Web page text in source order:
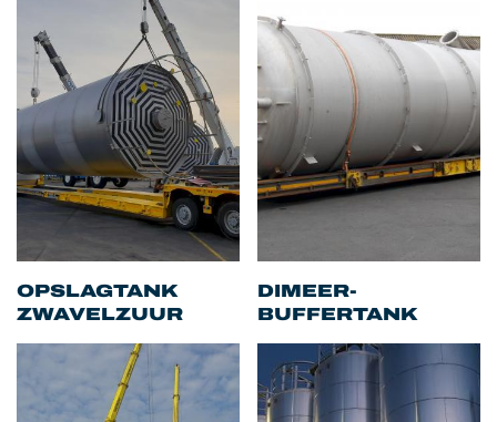
OPSLAGTANK
ZWAVELZUUR
DIMEER-
BUFFERTANK